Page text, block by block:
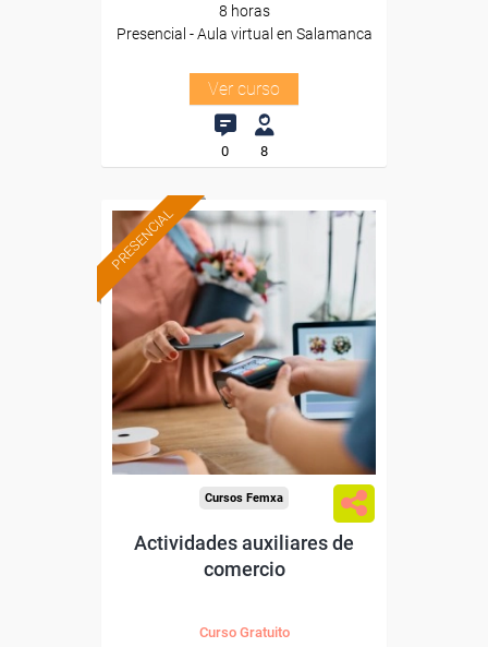
8 horas
Presencial - Aula virtual en Salamanca
Ver curso
0 8
PRESENCIAL
Formación 100%
subvencionada.
Para desempleados,
trabajadores y autónomos
de Cantabria.
Para todos los sectores.
Cursos Femxa
Actividades auxiliares de
comercio
Curso Gratuito